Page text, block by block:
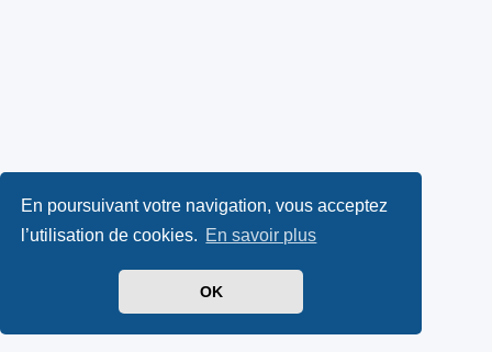
En poursuivant votre navigation, vous acceptez
l’utilisation de cookies. En savoir plus
OK